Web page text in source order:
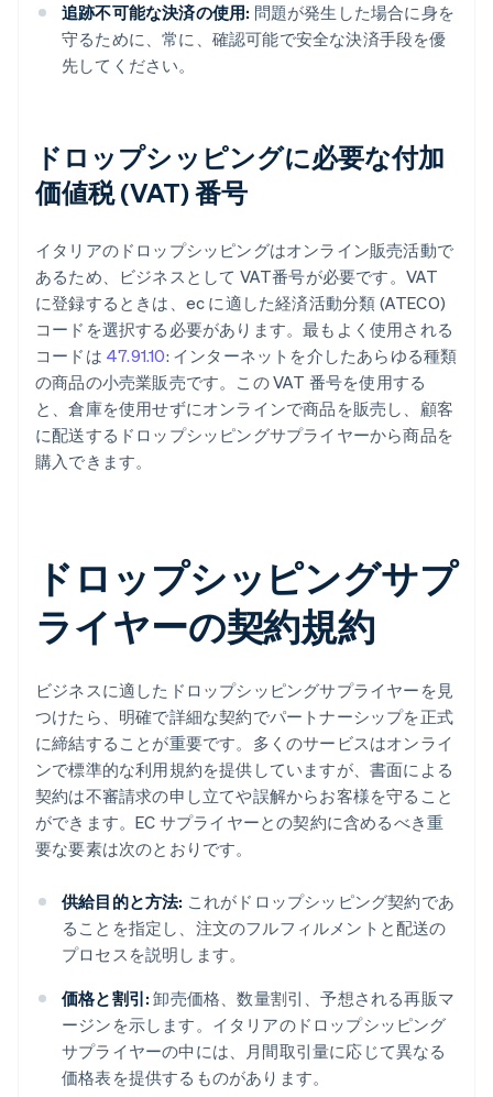
追跡不可能な決済の使用: 問題が発生した場合に身を
守るために、常に、確認可能で安全な決済手段を優
先してください。
ドロップシッピングに必要な付加
価値税 (VAT) 番号
イタリアのドロップシッピングはオンライン販売活動で
あるため、ビジネスとして VAT番号が必要です。VAT
に登録するときは、ec に適した経済活動分類 (ATECO)
コードを選択する必要があります。最もよく使用される
コードは 47.91.10: インターネットを介したあらゆる種類
の商品の小売業販売です。この VAT 番号を使用する
と、倉庫を使用せずにオンラインで商品を販売し、顧客
に配送するドロップシッピングサプライヤーから商品を
購入できます。
ドロップシッピングサプ
ライヤーの契約規約
ビジネスに適したドロップシッピングサプライヤーを見
つけたら、明確で詳細な契約でパートナーシップを正式
に締結することが重要です。多くのサービスはオンライ
ンで標準的な利用規約を提供していますが、書面による
契約は不審請求の申し立てや誤解からお客様を守ること
ができます。EC サプライヤーとの契約に含めるべき重
要な要素は次のとおりです。
供給目的と方法: これがドロップシッピング契約であ
ることを指定し、注文のフルフィルメントと配送の
プロセスを説明します。
価格と割引: 卸売価格、数量割引、予想される再販マ
ージンを示します。イタリアのドロップシッピング
サプライヤーの中には、月間取引量に応じて異なる
価格表を提供するものがあります。